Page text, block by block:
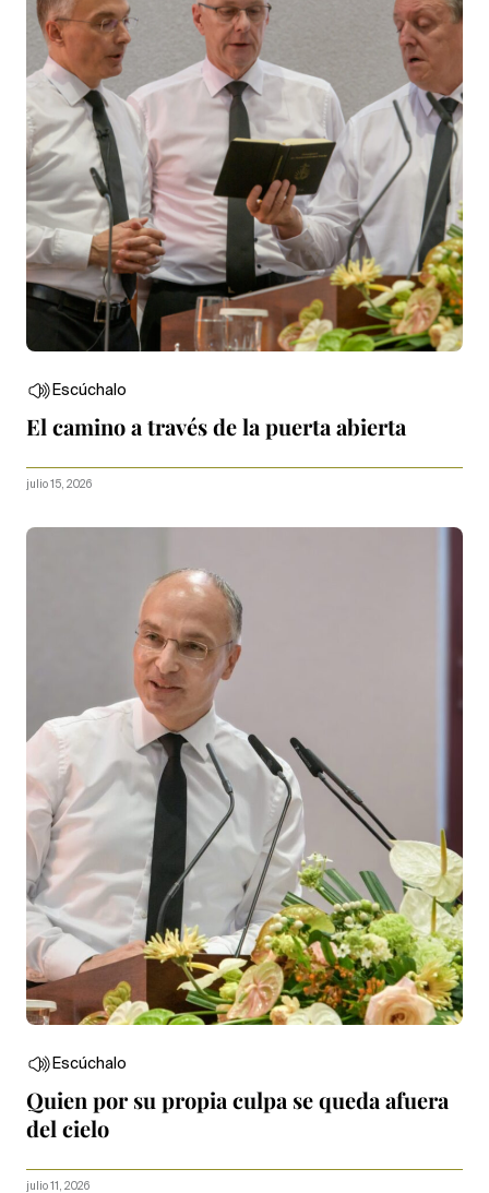
Escúchalo
El camino a través de la puerta abierta
julio 15, 2026
Escúchalo
Quien por su propia culpa se queda afuera
del cielo
julio 11, 2026